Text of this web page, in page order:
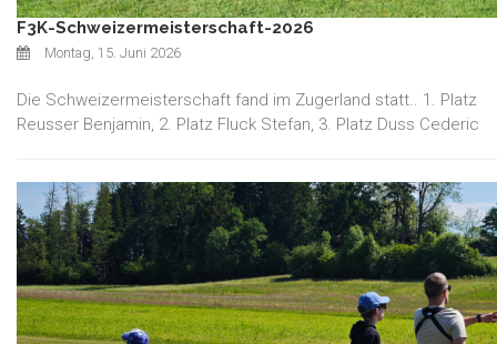
F3K-Schweizermeisterschaft-2026
Montag, 15. Juni 2026
Die Schweizermeisterschaft fand im Zugerland statt.. 1. Platz
Reusser Benjamin, 2. Platz Fluck Stefan, 3. Platz Duss Cederic